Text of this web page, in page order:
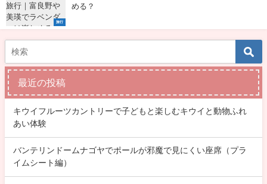
旅行
める？
最近の投稿
キウイフルーツカントリーで子どもと楽しむキウイと動物ふれ
あい体験
バンテリンドームナゴヤでポールが邪魔で見にくい座席（プラ
イムシート編）